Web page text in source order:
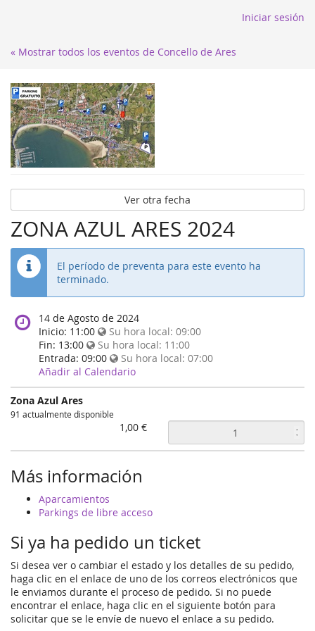
Iniciar sesión
« Mostrar todos los eventos de Concello de Ares
Ver otra fecha
ZONA AZUL ARES 2024
El período de preventa para este evento ha
terminado.
When
does
the
event
happen?
14 de Agosto de 2024
Inicio: 11:00 Su hora local: 09:00
Fin: 13:00 Su hora local: 11:00
Entrada: 09:00 Su hora local: 07:00
Añadir al Calendario
Zona Azul Ares
91 actualmente disponible
1,00 €
Más información
Aparcamientos
Parkings de libre acceso
Si ya ha pedido un ticket
Si desea ver o cambiar el estado y los detalles de su pedido,
haga clic en el enlace de uno de los correos electrónicos que
le enviamos durante el proceso de pedido. Si no puede
encontrar el enlace, haga clic en el siguiente botón para
solicitar que se le envíe de nuevo el enlace a su pedido.